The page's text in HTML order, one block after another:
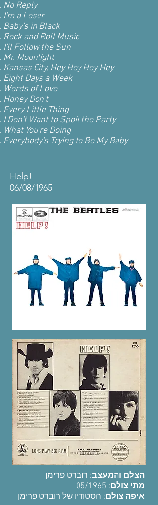
No Reply
I'm a Loser
Baby's in Black
Rock and Roll Music
I'll Follow the Sun
Mr. Moonlight
Kansas City, Hey Hey Hey Hey
Eight Days a Week
Words of Love
Honey Don't
Every Little Thing
I Don't Want to Spoil the Party
What You're Doing
Everybody's Trying to Be My Baby
Help!
06/08/1965
הצלם והמעצב: רוברט פרימן
מתי צולם: 05/1965
איפה צולם: הסטודיו של רוברט פרימן